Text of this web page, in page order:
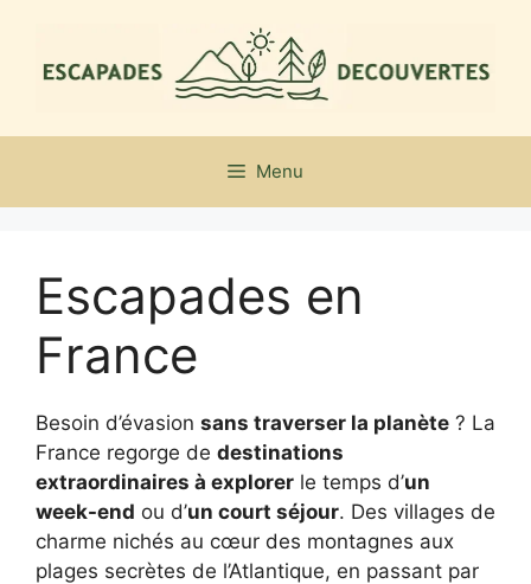
contenu
Menu
Escapades en
France
Besoin d’évasion sans traverser la planète ? La
France regorge de destinations
extraordinaires à explorer le temps d’un
week-end ou d’un court séjour. Des villages de
charme nichés au cœur des montagnes aux
plages secrètes de l’Atlantique, en passant par